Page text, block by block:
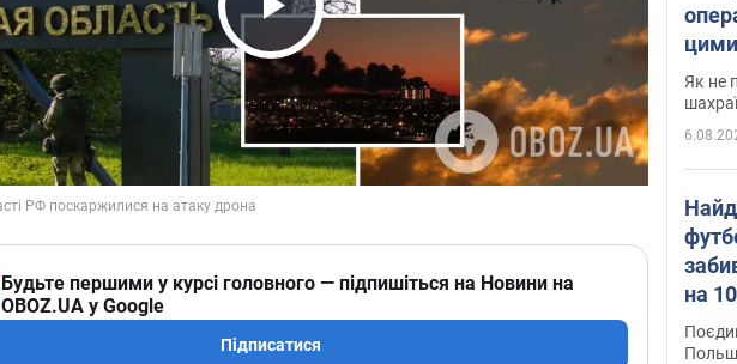
Play Video
Будьте першими у курсі головного — підпишіться на Новини на
OBOZ.UA у Google
Підписатися
Як не
на
Відео